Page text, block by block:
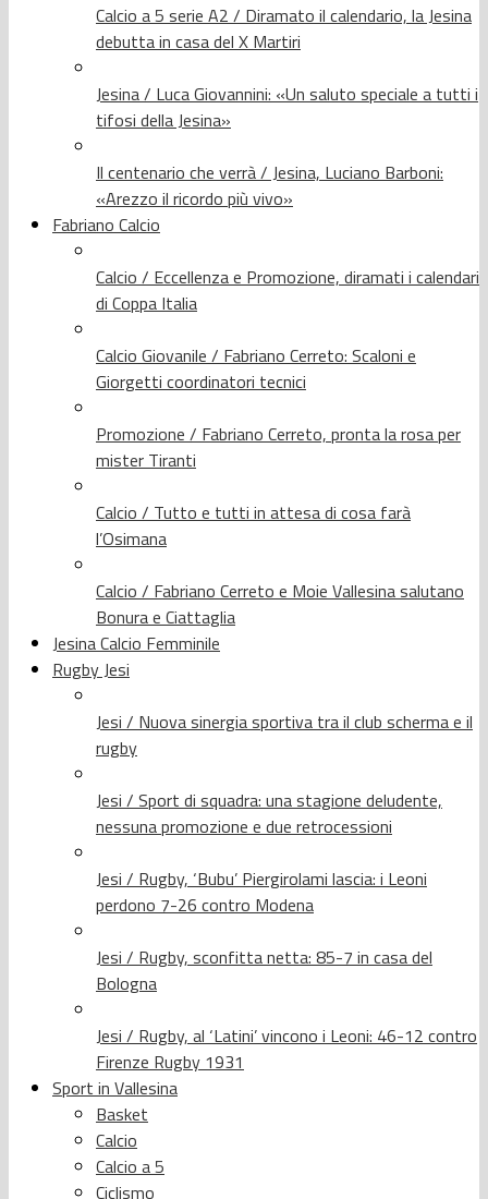
Calcio a 5 serie A2 / Diramato il calendario, la Jesina
debutta in casa del X Martiri
Jesina / Luca Giovannini: «Un saluto speciale a tutti i
tifosi della Jesina»
Il centenario che verrà / Jesina, Luciano Barboni:
«Arezzo il ricordo più vivo»
Fabriano Calcio
Calcio / Eccellenza e Promozione, diramati i calendari
di Coppa Italia
Calcio Giovanile / Fabriano Cerreto: Scaloni e
Giorgetti coordinatori tecnici
Promozione / Fabriano Cerreto, pronta la rosa per
mister Tiranti
Calcio / Tutto e tutti in attesa di cosa farà
l’Osimana
Calcio / Fabriano Cerreto e Moie Vallesina salutano
Bonura e Ciattaglia
Jesina Calcio Femminile
Rugby Jesi
Jesi / Nuova sinergia sportiva tra il club scherma e il
rugby
Jesi / Sport di squadra: una stagione deludente,
nessuna promozione e due retrocessioni
Jesi / Rugby, ‘Bubu’ Piergirolami lascia: i Leoni
perdono 7-26 contro Modena
Jesi / Rugby, sconfitta netta: 85-7 in casa del
Bologna
Jesi / Rugby, al ‘Latini’ vincono i Leoni: 46-12 contro
Firenze Rugby 1931
Sport in Vallesina
Basket
Calcio
Calcio a 5
Ciclismo